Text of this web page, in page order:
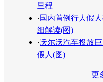
里程
·国内首例行人假
细解读(图)
·沃尔沃汽车投放
假人(图)
更